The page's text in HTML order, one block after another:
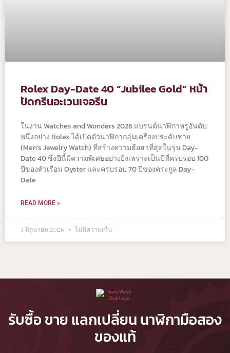
Rolex Day-Date 40 “Jubilee Gold” หน้า
ปัดกรีนอะเวนเจอรีน
ในงาน Watches and Wonders 2026 แบรนด์นาฬิกาหรูอันดับ
หนึ่งอย่าง Rolex ได้เปิดตัวนาฬิกากลุ่มเครื่องประดับชาย
(Men’s Jewelry Watch) ที่สร้างความฮือฮาที่สุดในรุ่น Day-
Date 40 ซึ่งปีนี้มีความพิเศษอย่างยิ่งเพราะเป็นปีที่ครบรอบ 100
ปีของตัวเรือน Oyster และครบรอบ 70 ปีของตระกูล Day-
Date
READ MORE »
1 มิถุนายน 2026 ไม่มีความเห็น
รับซื้อ ขาย แลกเปลี่ยน นาฬิกามือสอง
ของแท้